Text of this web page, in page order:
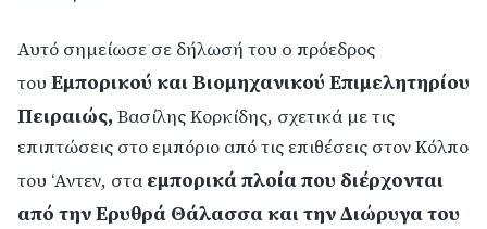
Αυτό σημείωσε σε δήλωσή του o πρόεδρος
του Εμπορικού και Βιομηχανικού Επιμελητηρίου
Πειραιώς, Βασίλης Κορκίδης, σχετικά με τις
επιπτώσεις στο εμπόριο από τις επιθέσεις στον Κόλπο
του ‘Αντεν, στα εμπορικά πλοία που διέρχονται
από την Ερυθρά Θάλασσα και την Διώρυγα του